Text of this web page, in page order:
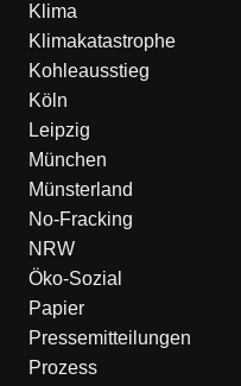
Klima
Klimakatastrophe
Kohleausstieg
Köln
Leipzig
München
Münsterland
No-Fracking
NRW
Öko-Sozial
Papier
Pressemitteilungen
Prozess